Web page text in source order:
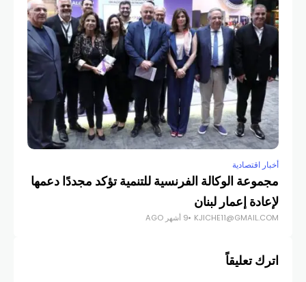
أخبار اقتصادية
مجموعة الوكالة الفرنسية للتنمية تؤكد مجددًا دعمها
لإعادة إعمار لبنان
KJICHE11@GMAIL.COM 9 أشهر AGO
اترك تعليقاً